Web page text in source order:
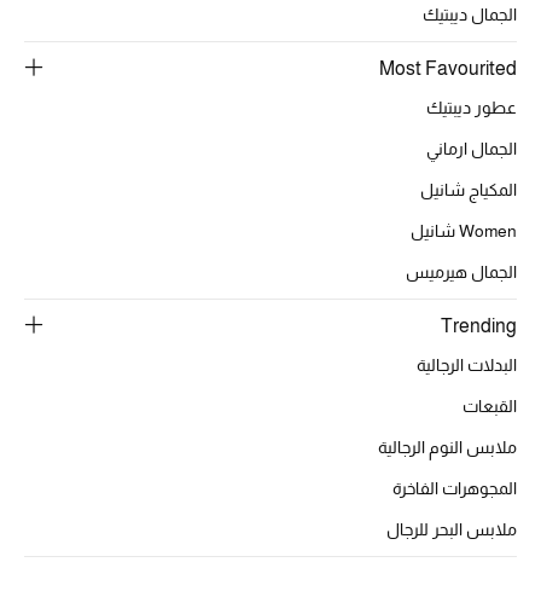
الموسم الجديد
دليل ملتزمات الحقائب
حقائب رجالية
أبرز المصممين
أبرز الحقائب
الجمال ديبتيك
Most Favourited
عطور ديبتيك
الجمال ارماني
المكياج شانيل
Women شانيل
الجمال هيرميس
Trending
البدلات الرجالية
القبعات
ملابس النوم الرجالية
المجوهرات الفاخرة
ملابس البحر للرجال